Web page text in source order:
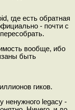
где есть обратная
- почти с
вообще, ибо
быть
гиков.
ненужного legacy -